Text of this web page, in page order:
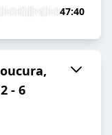
47:40
- 6